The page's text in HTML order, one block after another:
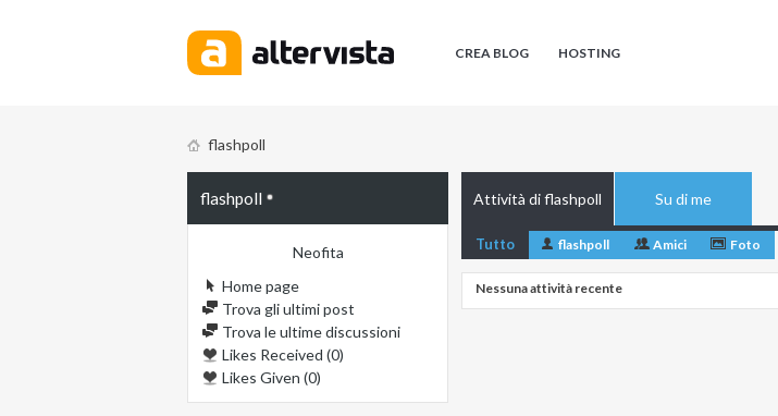
CREA BLOG HOSTING
flashpoll
flashpoll
Neofita
Home page
Trova gli ultimi post
Trova le ultime discussioni
Likes Received (0)
Likes Given (0)
Attività di flashpoll Su di me
Tutto flashpoll Amici Foto
Nessuna attività recente